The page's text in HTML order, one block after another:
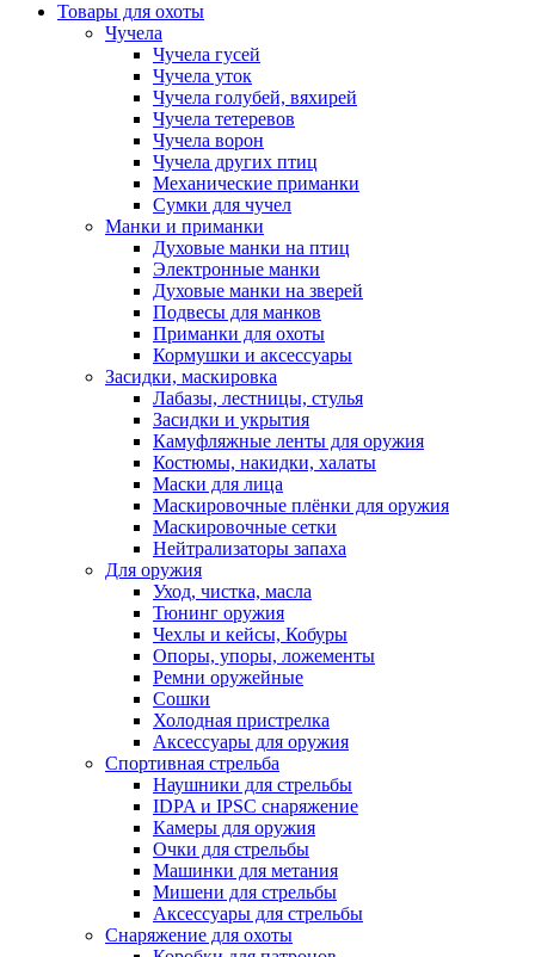
Товары для охоты
Чучела
Чучела гусей
Чучела уток
Чучела голубей, вяхирей
Чучела тетеревов
Чучела ворон
Чучела других птиц
Механические приманки
Сумки для чучел
Манки и приманки
Духовые манки на птиц
Электронные манки
Духовые манки на зверей
Подвесы для манков
Приманки для охоты
Кормушки и аксессуары
Засидки, маскировка
Лабазы, лестницы, стулья
Засидки и укрытия
Камуфляжные ленты для оружия
Костюмы, накидки, халаты
Маски для лица
Маскировочные плёнки для оружия
Маскировочные сетки
Нейтрализаторы запаха
Для оружия
Уход, чистка, масла
Тюнинг оружия
Чехлы и кейсы, Кобуры
Опоры, упоры, ложементы
Ремни оружейные
Сошки
Холодная пристрелка
Аксессуары для оружия
Спортивная стрельба
Наушники для стрельбы
IDPA и IPSC снаряжение
Камеры для оружия
Очки для стрельбы
Машинки для метания
Мишени для стрельбы
Аксессуары для стрельбы
Снаряжение для охоты